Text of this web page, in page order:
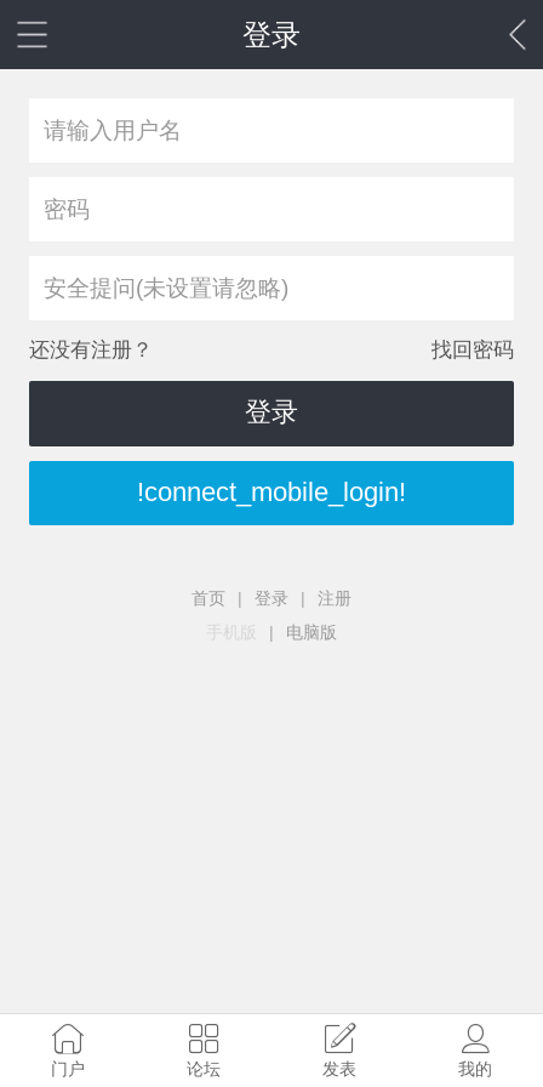
登录
安全提问(未设置请忽略)
还没有注册？ 找回密码
登录
!connect_mobile_login!
首页 | 登录 |
注册
手机版
| 电脑版
门户 论坛 发表 我的